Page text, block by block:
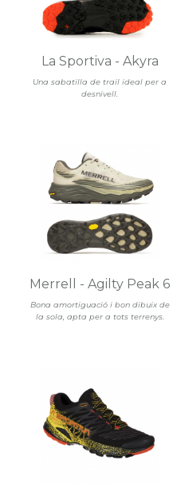
Una sabatilla de trail ideal per a
desnivell.
La Sportiva - Akyra
Bona amortiguació i bon dibuix de
la sola, apta per a tots terrenys.
Merrell - Agilty Peak 6